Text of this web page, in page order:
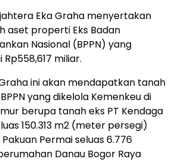
Eka Graha menyertakan
aset properti Eks Badan
Nasional (BPPN) yang
miliar.
ini akan mendapatkan tanah
yang dikelola Kemenkeu di
berupa tanah eks PT Kendaga
150.313 m2 (meter persegi)
Permai seluas 6.776
Danau Bogor Raya